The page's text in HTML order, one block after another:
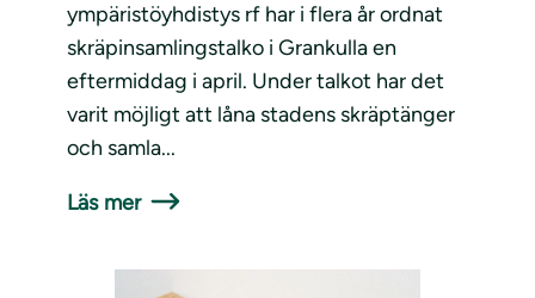
ympäristöyhdistys rf har i flera år ordnat
skräpinsamlingstalko i Grankulla en
eftermiddag i april. Under talkot har det
varit möjligt att låna stadens skräptänger
och samla...
Läs mer